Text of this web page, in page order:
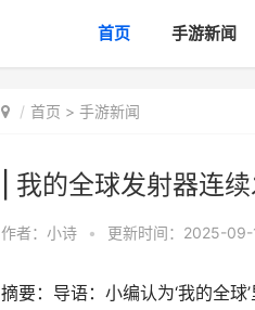
首页 手游新闻
首页 > 手游新闻
| 我的全球发射器连
作者： 小诗 • 更新时间：2025-09-
摘要：导语：小编认为‘我的全